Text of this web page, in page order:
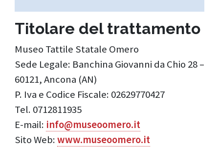
Titolare del trattamento
Museo Tattile Statale Omero
Sede Legale: Banchina Giovanni da Chio 28 –
60121, Ancona (AN)
P. Iva e Codice Fiscale: 02629770427
Tel. 0712811935
E-mail: info@museoomero.it
Sito Web:www.museoomero.it